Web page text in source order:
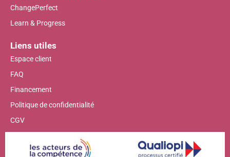
ChangePerfect
Learn & Progress
Liens utiles
Espace client
FAQ
Financement
Politique de confidentialité
CGV